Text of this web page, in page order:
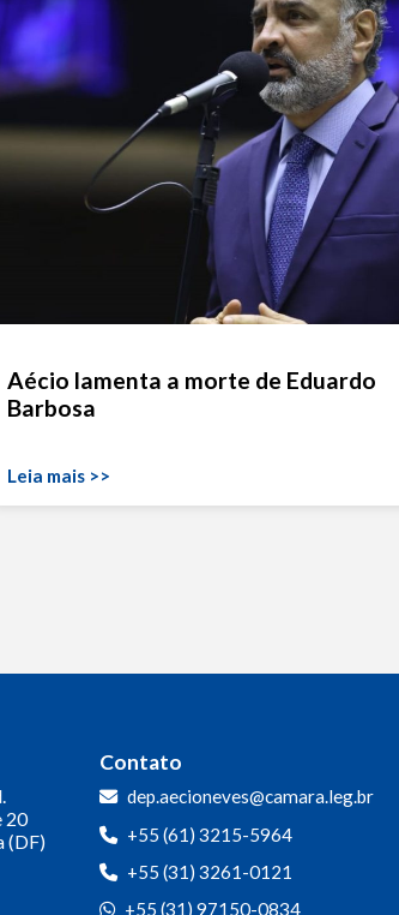
Aécio lamenta a morte de Eduardo
Barbosa
Leia mais >>
20
(DF)
Contato
dep.aecioneves@camara.leg.br
+55 (61) 3215-5964
+55 (31) 3261-0121
+55 (31) 97150-0834